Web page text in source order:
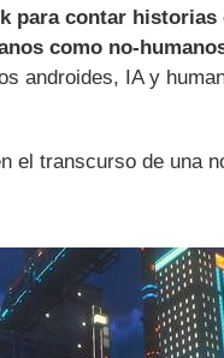
para contar historias
como no-
androides, IA y
el transcurso de una